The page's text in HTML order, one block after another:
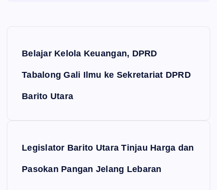
Belajar Kelola Keuangan, DPRD
Tabalong Gali Ilmu ke Sekretariat DPRD
Barito Utara
Legislator Barito Utara Tinjau Harga dan
Pasokan Pangan Jelang Lebaran